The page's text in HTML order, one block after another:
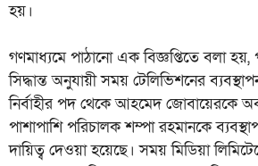
হয়।
গণমাধ্যমে পাঠানো এক বিজ্ঞপ্তিতে বলা হয়,
সিদ্ধান্ত অনুযায়ী সময় টেলিভিশনের
নির্বাহীর পদ থেকে আহমেদ জোবায়েরকে
পাশাপাশি পরিচালক শম্পা রহমানকে
দায়িত্ব দেওয়া হয়েছে। সময় মিডিয়া